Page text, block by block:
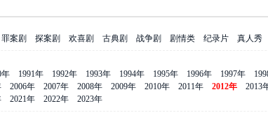
罪案剧 探案剧 欢喜剧 古典剧 战争剧 剧情类 纪录片 真人秀
年 1991年 1992年 1993年 1994年 1995年 1996年 1997年
2006年 2007年 2008年 2009年 2010年 2011年 2012年 2013
2021年 2022年 2023年